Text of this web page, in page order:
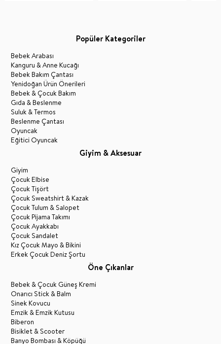
Popüler Kategoriler
Bebek Arabası
Kanguru & Anne Kucağı
Bebek Bakım Çantası
Yenidoğan Ürün Önerileri
Bebek & Çocuk Bakım
Gıda & Beslenme
Suluk & Termos
Beslenme Çantası
Oyuncak
Eğitici Oyuncak
Giyim & Aksesuar
Giyim
Çocuk Elbise
Çocuk Tişört
Çocuk Sweatshirt & Kazak
Çocuk Tulum & Salopet
Çocuk Pijama Takımı
Çocuk Ayakkabı
Çocuk Sandalet
Kız Çocuk Mayo & Bikini
Erkek Çocuk Deniz Şortu
Öne Çıkanlar
Bebek & Çocuk Güneş Kremi
Onarıcı Stick & Balm
Sinek Kovucu
Emzik & Emzik Kutusu
Biberon
Bisiklet & Scooter
Banyo Bombası & Köpüğü